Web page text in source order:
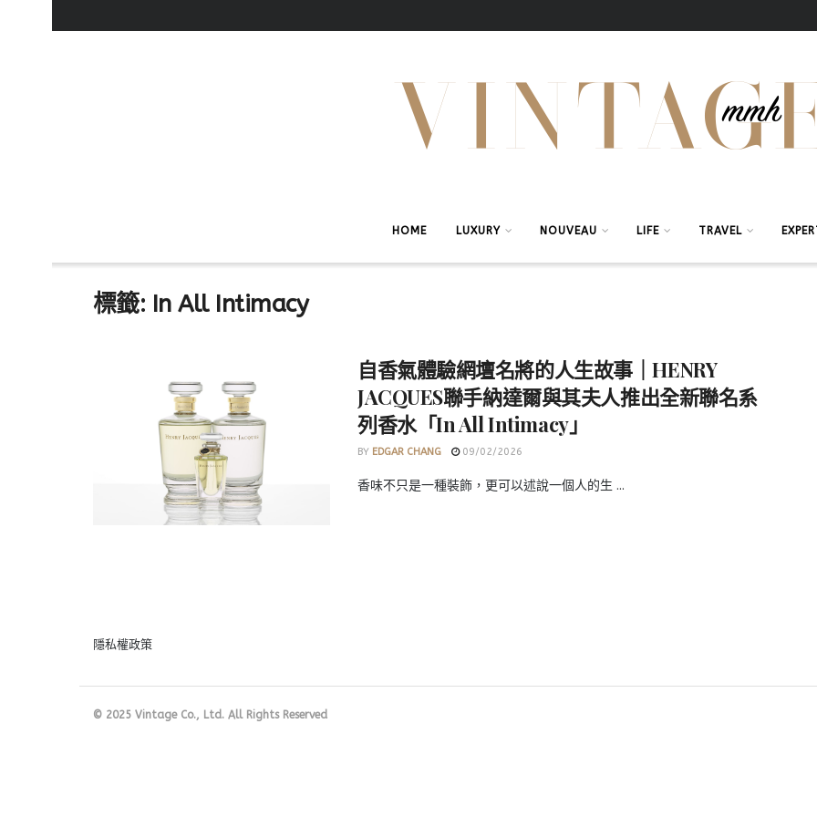
HOME LUXURY NOUVEAU LIFE TRAVEL
標籤: In All Intimacy
自香氣體驗網壇名將的人生故事｜HENRY
JACQUES聯手納達爾與其夫人推出全新聯名系
列香水「In All Intimacy」
BY EDGAR CHANG 09/02/2026
香味不只是一種裝飾，更可以述說一個人的生 ...
隱私權政策
© 2025 Vintage Co., Ltd. All Rights Reserved